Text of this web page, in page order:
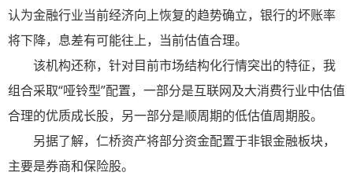
认为金融行业当前经济向上恢复的趋势确立，银行的坏账率
将下降，息差有可能往上，当前估值合理。
该机构还称，针对目前市场结构化行情突出的特征，我
组合采取“哑铃型”配置，一部分是互联网及大消费行业中估值
合理的优质成长股，另一部分是顺周期的低估值周期股。
另据了解，仁桥资产将部分资金配置于非银金融板块，
主要是券商和保险股。